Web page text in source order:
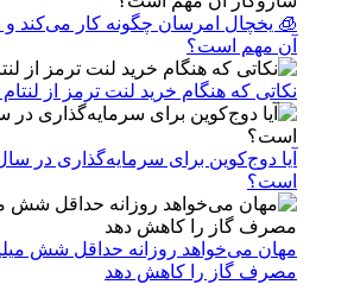
🧊 یخچال امرسان چگونه کار می‌کند
آن مهم است؟
نکاتی که هنگام خرید لنت ترمز از لنتام
است؟
مهان می‌خواهد روزانه حداقل شش
مصرف گاز را کاهش دهد